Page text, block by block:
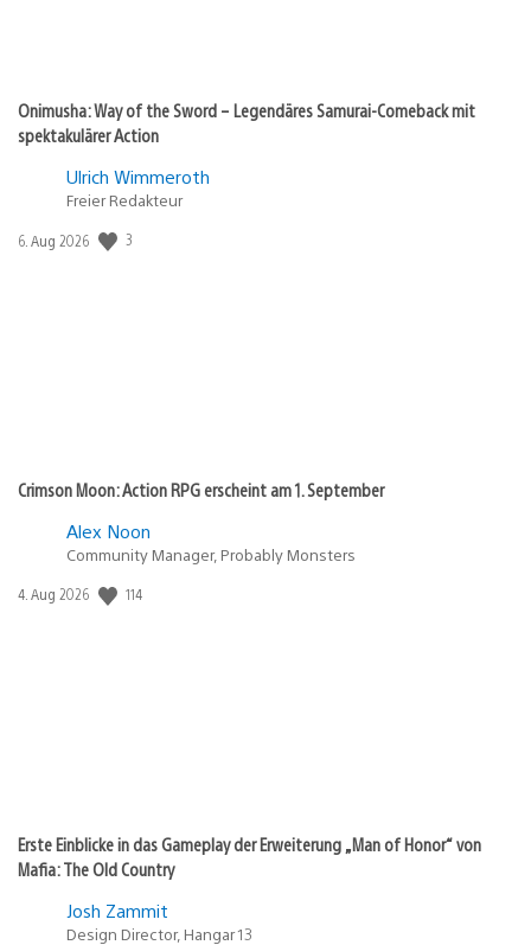
Onimusha: Way of the Sword – Legendäres Samurai-Comeback mit
spektakulärer Action
Ulrich Wimmeroth
Freier Redakteur
Veröffentlichungsdatum:
6. Aug 2026 3
Crimson Moon: Action RPG erscheint am 1. September
Alex Noon
Community Manager, Probably Monsters
Veröffentlichungsdatum:
4. Aug 2026 114
Erste Einblicke in das Gameplay der Erweiterung „Man of Honor“ von
Mafia: The Old Country
Josh Zammit
Design Director, Hangar 13